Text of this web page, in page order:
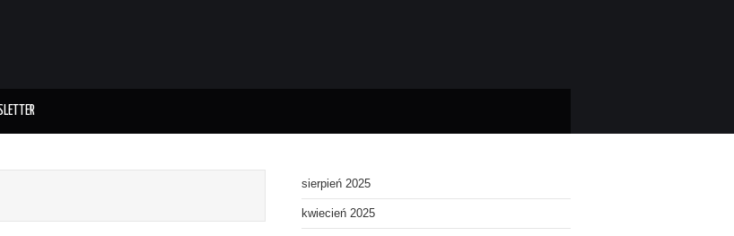
sierpień 2025
kwiecień 2025